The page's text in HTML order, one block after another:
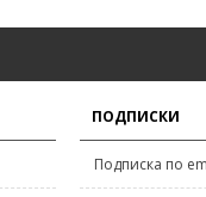
ПОДПИСКИ
Подписка по